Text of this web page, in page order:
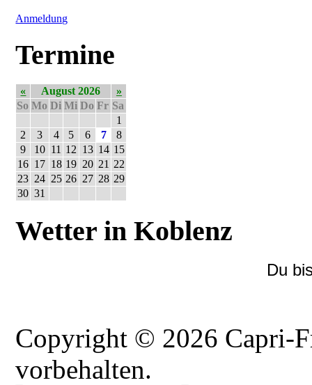
Anmeldung
Termine
« August 2026
»
So Mo Di Mi Do Fr Sa
1
2
3 4 5 6 7
8
9
10 11 12 13 14 15
16 17 18 19 20 21 22
23 24 25 26 27 28 29
30 31
Wetter in Koblenz
Du
Copyright © 2026 Capri-
vorbehalten.